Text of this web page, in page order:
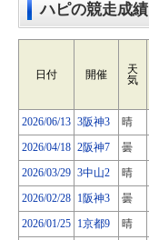
ハピの競走成績
日付 開催
天
気
2026/06/13 3阪神3 晴
2026/04/18 2阪神7 曇
2026/03/29 3中山2 晴
2026/02/28 1阪神3 曇
2026/01/25 1京都9 晴